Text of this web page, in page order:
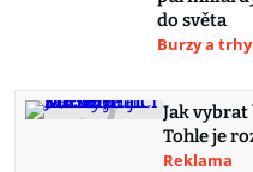
do světa
Burzy a trhy
Jak vybrat
Tohle je
Reklama